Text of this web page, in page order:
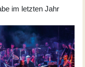
im letzten Jahr